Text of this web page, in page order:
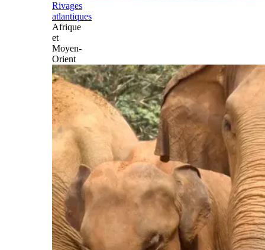
Rivages
atlantiques
Afrique
et
Moyen-
Orient